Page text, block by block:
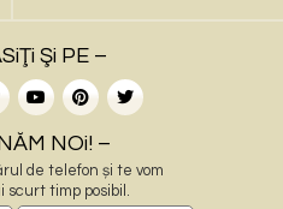
Şi PE –
NOi! –
de telefon și te vom
timp posibil.